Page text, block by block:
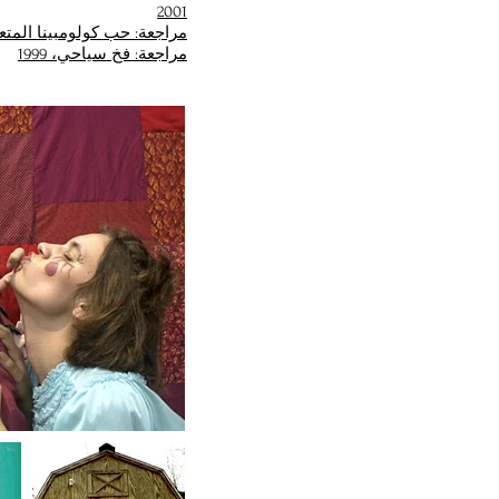
2001
مراجعة: حب كولومبينا
مراجعة: فخ سياحي، 1999